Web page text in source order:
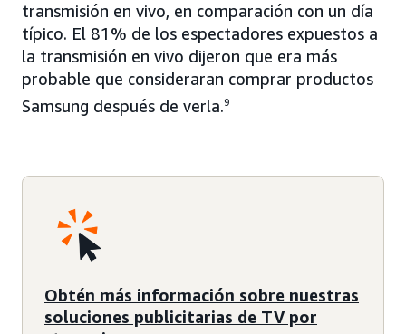
transmisión en vivo, en comparación con un día
típico. El 81% de los espectadores expuestos a
la transmisión en vivo dijeron que era más
probable que consideraran comprar productos
Samsung después de verla.9
Obtén más información sobre nuestras
soluciones publicitarias de TV por